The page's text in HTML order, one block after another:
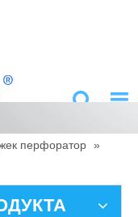
перфоратор »